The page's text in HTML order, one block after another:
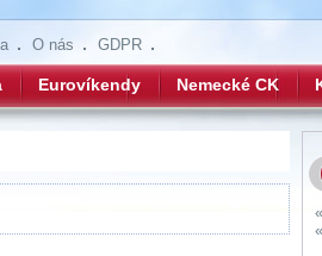
O nás GDPR
Eurovíkendy Nemecké CK
«
«